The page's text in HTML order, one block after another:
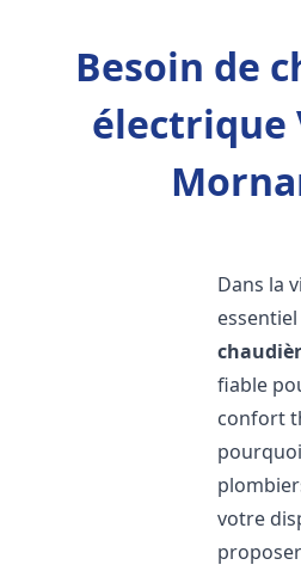
Besoin de
électrique
Dans la
fiable
confort
votre